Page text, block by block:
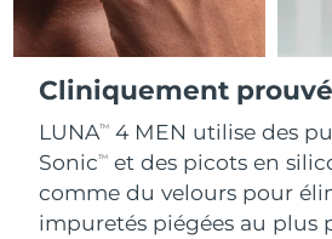
Cliniquement prouvé
LUNATM
4 MEN utilise des
SonicTM
et des picots en
comme du velours pour
impuretés piégées au plus
For healthy hair
18% PAP
Cosmétiques
Acheter tout
Israël
Italie
Japon
Jersey